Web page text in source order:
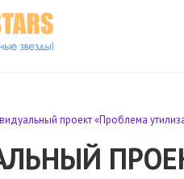
проект «Проблема